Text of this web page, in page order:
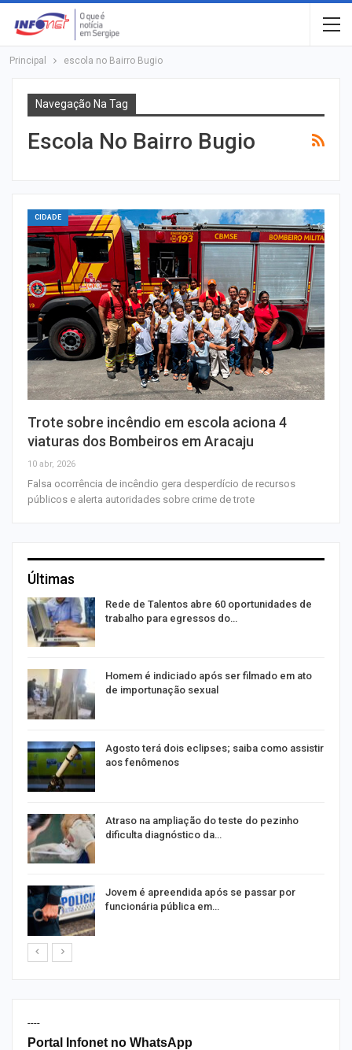
Principal escola no Bairro Bugio
Navegação Na Tag
Escola No Bairro Bugio
CIDADE
Trote sobre incêndio em escola aciona 4
viaturas dos Bombeiros em Aracaju
10 abr, 2026
Falsa ocorrência de incêndio gera desperdício de recursos
públicos e alerta autoridades sobre crime de trote
Últimas
Rede de Talentos abre 60 oportunidades de
trabalho para egressos do…
Homem é indiciado após ser filmado em ato
de importunação sexual
Agosto terá dois eclipses; saiba como assistir
aos fenômenos
Atraso na ampliação do teste do pezinho
dificulta diagnóstico da…
Jovem é apreendida após se passar por
funcionária pública em…
----
Portal Infonet no WhatsApp